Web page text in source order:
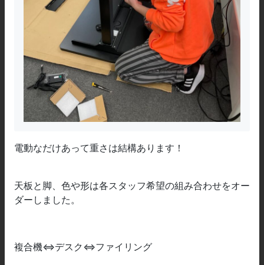
電動なだけあって重さは結構あります！
天板と脚、色や形は各スタッフ希望の組み合わせをオー
ダーしました。
複合機⇔デスク⇔ファイリング